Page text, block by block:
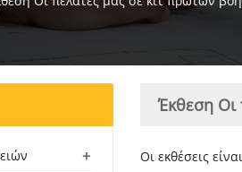
Έκθεση Οι
Οι εκθέσεις
+